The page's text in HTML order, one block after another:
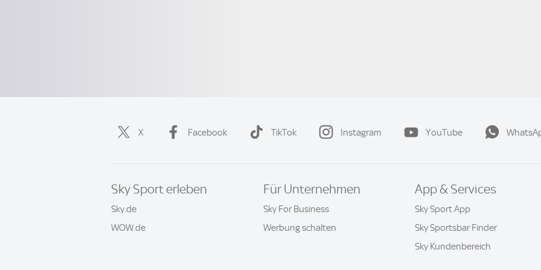
X Facebook TikTok Instagram YouTube
Sky Sport erleben
Sky.de
WOW.de
Für Unternehmen
Sky For Business
Werbung schalten
App & Services
Sky Sport App
Sky Sportsbar Finder
Sky Kundenbereich